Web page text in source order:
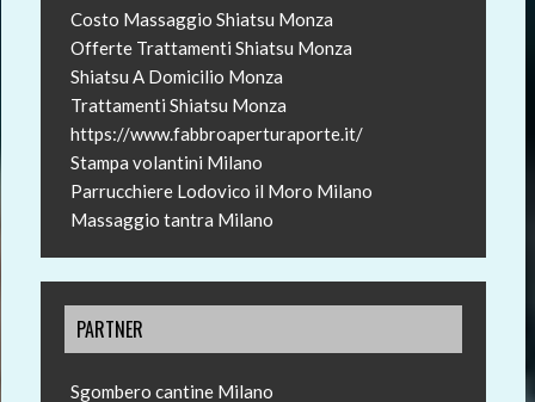
Costo Massaggio Shiatsu Monza
Offerte Trattamenti Shiatsu Monza
Shiatsu A Domicilio Monza
Trattamenti Shiatsu Monza
https://www.fabbroaperturaporte.it/
Stampa volantini Milano
Parrucchiere Lodovico il Moro Milano
Massaggio tantra Milano
PARTNER
Sgombero cantine Milano